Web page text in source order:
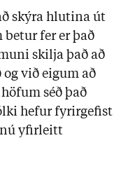
skýra hlutina út
betur fer er það
skilja það að
við eigum að
séð það
hefur fyrirgefist
yfirleitt